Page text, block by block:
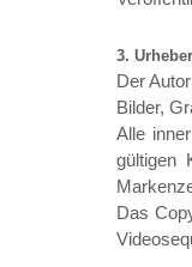
3.
Der
Bilder,
Alle
gültigen
Das